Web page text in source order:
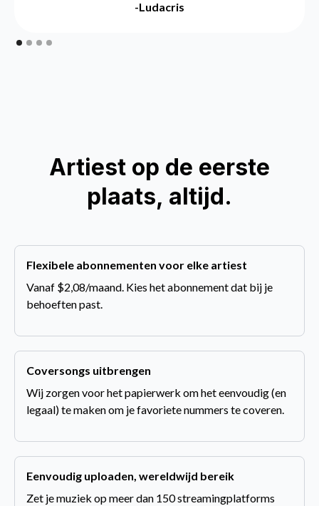
-Ludacris
Artiest op de eerste
plaats, altijd.
Flexibele abonnementen voor elke artiest
Vanaf $2,08/maand. Kies het abonnement dat bij je
behoeften past.
Coversongs uitbrengen
Wij zorgen voor het papierwerk om het eenvoudig (en
legaal) te maken om je favoriete nummers te coveren.
Eenvoudig uploaden, wereldwijd bereik
Zet je muziek op meer dan 150 streamingplatforms